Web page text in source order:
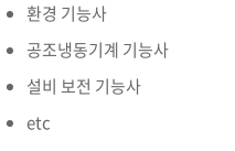
환경 기능사
공조냉동기계 기능사
설비 보전 기능사
etc